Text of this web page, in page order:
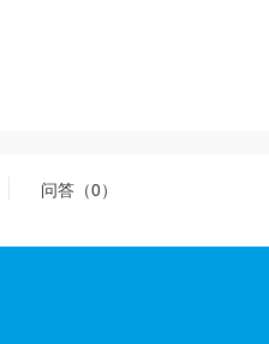
问答（0）